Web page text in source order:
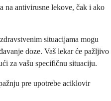
na antivirusne lekove, čak i ako
situacijama mogu
doze. Vaš lekar će pažljivo
za vašu specifičnu situaciju.
pre upotrebe aciklovir